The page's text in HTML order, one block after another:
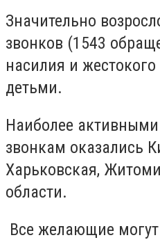
Значительно
звонков (1543
насилия и
детьми.
Наиболее
звонкам оказались
Харьковская,
области.
Все желающие